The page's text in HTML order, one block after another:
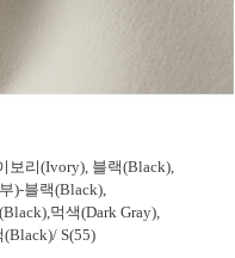
보리(Ivory), 블랙(Black),
)-블랙(Black),
먹색(Dark Gray),
S(55)